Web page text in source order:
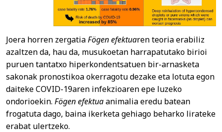
Joera horren zergatiaFögen efektuaren teoria erabiliz
azaltzen da, hau da, musukoetan harrapatutako birioi
puruen tantatxo hiperkondentsatuen bir-arnasketa
sakonak pronostikoa okerragotu dezake eta lotuta egon
daiteke COVID-19aren infekzioaren epe luzeko
ondorioekin. Fögen efektuaanimalia eredu batean
frogatuta dago, baina ikerketa gehiago beharko lirateke
erabat ulertzeko.